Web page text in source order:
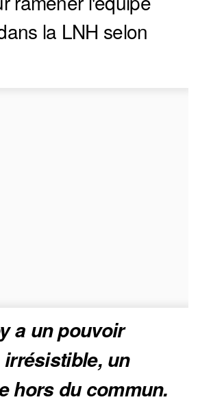
la LNH selon
a un pouvoir
irrésistible, un
hors du commun.